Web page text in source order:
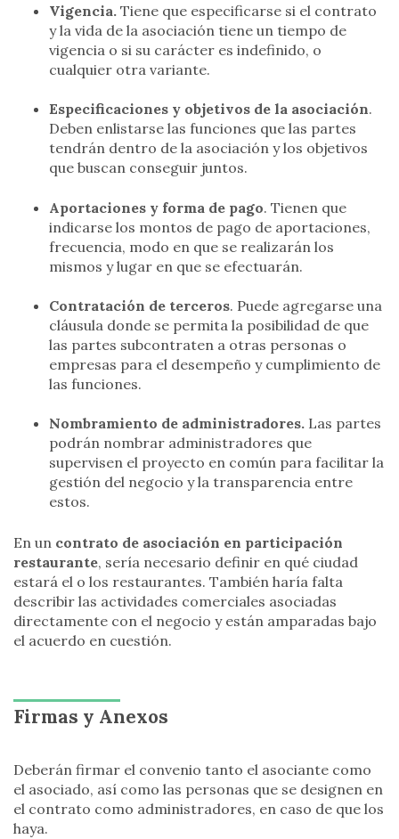
Vigencia. Tiene que especificarse si el contrato
y la vida de la asociación tiene un tiempo de
vigencia o si su carácter es indefinido, o
cualquier otra variante.
Especificaciones y objetivos de la asociación.
Deben enlistarse las funciones que las partes
tendrán dentro de la asociación y los objetivos
que buscan conseguir juntos.
Aportaciones y forma de pago. Tienen que
indicarse los montos de pago de aportaciones,
frecuencia, modo en que se realizarán los
mismos y lugar en que se efectuarán.
Contratación de terceros. Puede agregarse una
cláusula donde se permita la posibilidad de que
las partes subcontraten a otras personas o
empresas para el desempeño y cumplimiento de
las funciones.
Nombramiento de administradores. Las partes
podrán nombrar administradores que
supervisen el proyecto en común para facilitar la
gestión del negocio y la transparencia entre
estos.
En un contrato de asociación en participación
restaurante, sería necesario definir en qué ciudad
estará el o los restaurantes. También haría falta
describir las actividades comerciales asociadas
directamente con el negocio y están amparadas bajo
el acuerdo en cuestión.
Firmas y Anexos
Deberán firmar el convenio tanto el asociante como
el asociado, así como las personas que se designen en
el contrato como administradores, en caso de que los
haya.